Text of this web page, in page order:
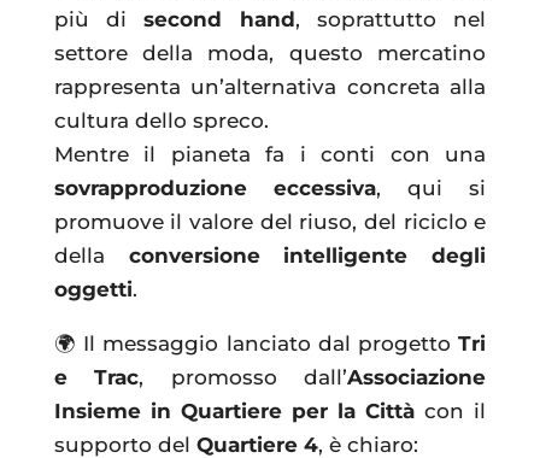
più disecond hand, soprattutto nel
settore della moda, questo mercatino
rappresenta un’alternativa concreta alla
cultura dello spreco.
Mentre il pianeta fa i conti con una
sovrapproduzione eccessiva, qui si
promuove il valore del riuso, del riciclo e
della conversione intelligente degli
oggetti.
🌍 Il messaggio lanciato dal progettoTri
e Trac, promosso dall’Associazione
Insieme in Quartiere per la Città con il
supporto del Quartiere 4, è chiaro: